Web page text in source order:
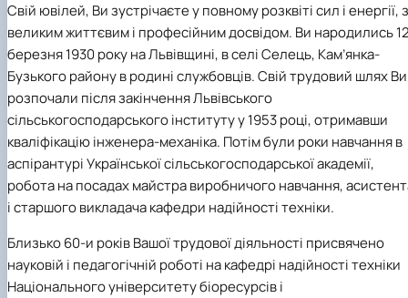
Свій ювілей, Ви зустрічаєте у повному розквіті сил і енергії, з
великим життєвим і професійним досвідом. Ви народились
березня 1930 року на Львівщині, в селі Селець, Кам’янка-
Бузького району в родині службовців. Свій трудовий шлях Ви
розпочали після закінчення Львівського
сільськогосподарського інституту у 1953 році, отримавши
кваліфікацію інженера-механіка. Потім були роки навчання в
аспірантурі Української сільськогосподарської академії,
робота на посадах майстра виробничого навчання,
і старшого викладача кафедри надійності техніки.
Близько 60-и років Вашої трудової діяльності присвячено
науковій і педагогічній роботі на кафедрі надійності техніки
Національного університету біоресурсів і